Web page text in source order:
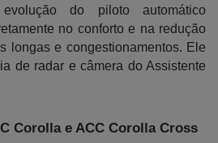
do piloto automático
no conforto e na redução
longas e congestionamentos. Ele
de radar e câmera do Assistente
Corolla e ACC Corolla Cross